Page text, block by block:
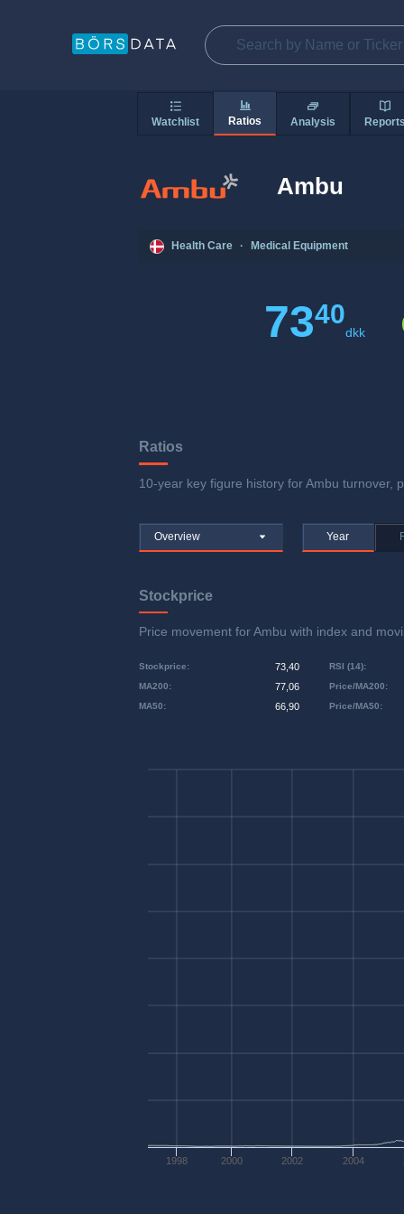
Watchlist Ratios Analysis
Ambu
Health Care · Medical Equipment
7340
dkk
Ratios
10-year key figure history for Ambu turnover,
Overview Year
Stockprice
Price movement for Ambu with index and
Stockprice: 73,40
MA50: 66,90
MA200: 77,06 Price/MA200:
RSI (14):
Price/MA50:
1998 2000 2002 2004